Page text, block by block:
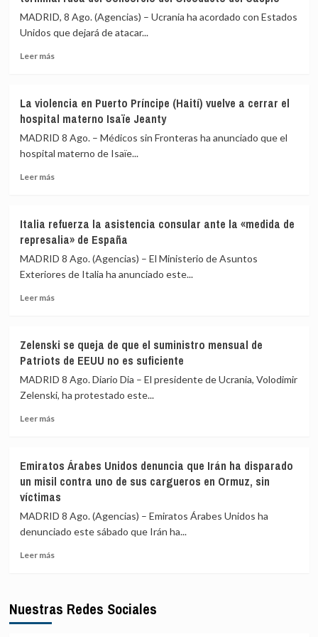
España
en
la
Zelenski
siga
negándose
autodeterminación
MADRID, 8 Ago. (Agencias) – Ucrania ha acordado con Estados
Unidos que dejará de atacar...
Leer másLeer
promete
a
EEUU
el
de
la
terminal
rusa
del
La violencia en Puerto Príncipe (Haití) vuelve a cerrar el
hospital materno Isaïe Jeanty
MADRID 8 Ago. – Médicos sin Fronteras ha anunciado que el
hospital materno de Isaïe...
Leer másLeer
violencia
en
Puerto
Príncipe
vuelve
hospital
materno
Isaïe
Jeanty
Italia refuerza la asistencia consular ante la «medida de
represalia» de España
MADRID 8 Ago. (Agencias) – El Ministerio de Asuntos
Exteriores de Italia ha anunciado este...
Leer másLeer
refuerza
la
asistencia
consular
ante
la
represalia»
de
España
Zelenski se queja de que el suministro mensual de
Patriots de EEUU no es suficiente
MADRID 8 Ago. Diario Dia – El presidente de Ucrania, Volodimir
Zelenski, ha protestado este...
Leer másLeer
se
queja
de
que
suministro
mensual
EEUU
Emiratos Árabes Unidos denuncia que Irán ha disparado
un misil contra uno de sus cargueros en Ormuz, sin
víctimas
MADRID 8 Ago. (Agencias) – Emiratos Árabes Unidos ha
denunciado este sábado que Irán ha...
Leer másLeer
Árabes
Nuestras Redes Sociales